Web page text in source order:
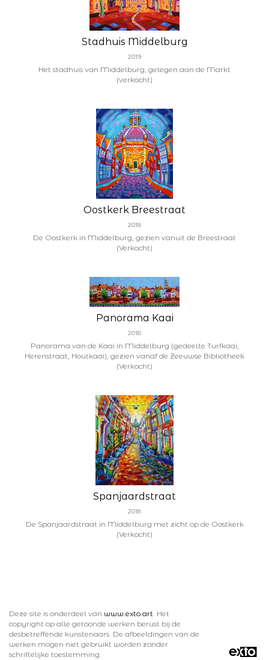
Stadhuis Middelburg
2019
Het stadhuis van Middelburg, gelegen aan de Markt
(verkocht)
Oostkerk Breestraat
2018
De Oostkerk in Middelburg, gezien vanuit de Breestraat
(Verkocht)
Panorama Kaai
2018
Panorama van de Kaai in Middelburg (gedeelte Turfkaai,
Herenstraat, Houtkaai), gezien vanaf de Zeeuwse Bibliotheek
(Verkocht)
Spanjaardstraat
2018
De Spanjaardstraat in Middelburg met zicht op de Oostkerk
(Verkocht)
Deze site is onderdeel van www.exto.art. Het
copyright op alle getoonde werken berust bij de
desbetreffende kunstenaars. De afbeeldingen van de
werken mogen niet gebruikt worden zonder
schriftelijke toestemming.